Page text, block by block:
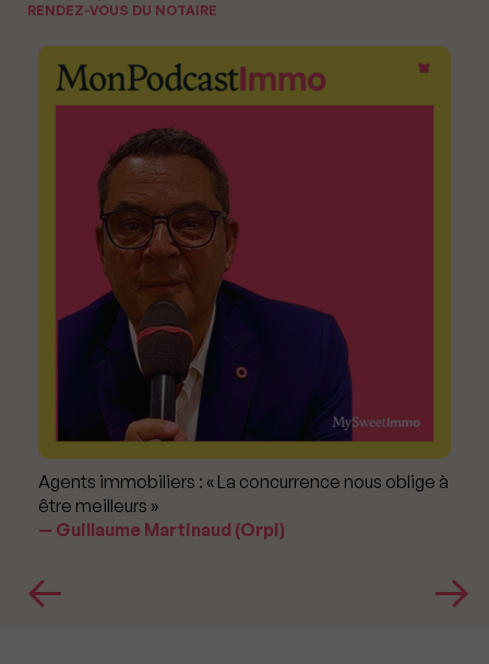
RENDEZ-VOUS DU NOTAIRE
Agents immobiliers : « La concurrence nous oblige à
être meilleurs »
Guillaume Martinaud (Orpi)